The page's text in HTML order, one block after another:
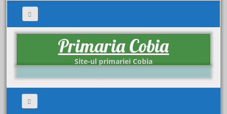
Primaria Cobia
Site-ul primariei Cobia